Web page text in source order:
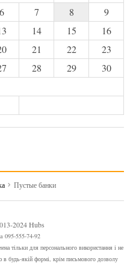
6 7 8
9
14 15
16
21 22
23
28 29
30
Пустые банки
2024 Hubs
095-555-74-92
тільки для персонального використання і не
будь-якій формі, крім письмового дозволу